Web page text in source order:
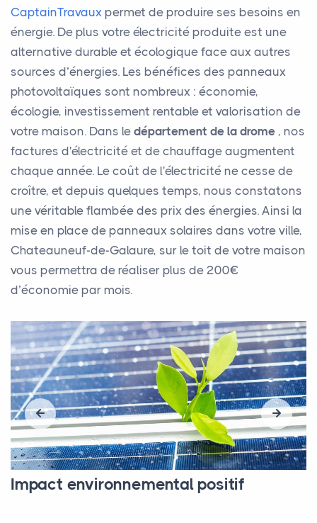
CaptainTravaux permet de produire ses besoins en
énergie. De plus votre électricité produite est une
alternative durable et écologique face aux autres
sources d’énergies. Les bénéfices des panneaux
photovoltaïques sont nombreux : économie,
écologie, investissement rentable et valorisation de
votre maison. Dans le département de la drome , nos
factures d'électricité et de chauffage augmentent
chaque année. Le coût de l'électricité ne cesse de
croître, et depuis quelques temps, nous constatons
une véritable flambée des prix des énergies. Ainsi la
mise en place de panneaux solaires dans votre ville,
Chateauneuf-de-Galaure, sur le toit de votre maison
vous permettra de réaliser plus de 200€
d’économie par mois.
Impact environnemental positif